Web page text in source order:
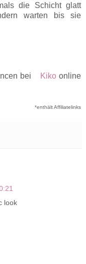
die Schicht glatt
warten bis sie
bei Kiko online
*enthält Affiliatelinks
look